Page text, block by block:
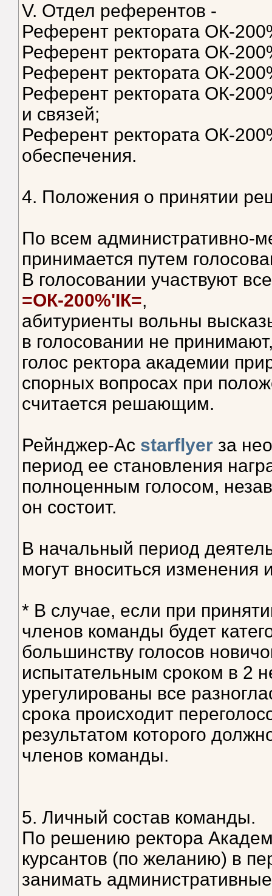
V. Отдел референтов -
Референт ректората ОК-
Референт ректората ОК-
Референт ректората ОК-
Референт ректората ОК-
и связей;
Референт ректората ОК-
обеспечения.
4. Положения о принятии
По всем административно-
принимается путем
В голосовании участвуют
=ОК-200%'IК=,
абитуриенты вольны
в голосовании не
голос ректора академии
спорных вопросах при
считается решающим.
Рейнджер-Ас starflyer за
период ее становления
полноценным голосом,
он состоит.
В начальный период
могут вноситься изменения
* В случае, если при
членов команды будет
большинству голосов
испытательным сроком в 2
урегулированы все
срока происходит
результатом которого
членов команды.
5. Личный состав команды.
По решению ректора
курсантов (по желанию) в
занимать